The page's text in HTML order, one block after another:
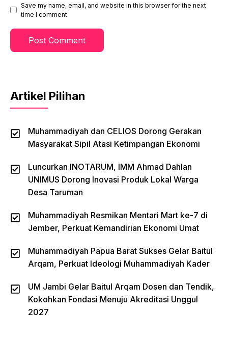
Save my name, email, and website in this browser for the next
time I comment.
Artikel Pilihan
Muhammadiyah dan CELIOS Dorong Gerakan
Masyarakat Sipil Atasi Ketimpangan Ekonomi
Luncurkan INOTARUM, IMM Ahmad Dahlan
UNIMUS Dorong Inovasi Produk Lokal Warga
Desa Taruman
Muhammadiyah Resmikan Mentari Mart ke-7 di
Jember, Perkuat Kemandirian Ekonomi Umat
Muhammadiyah Papua Barat Sukses Gelar Baitul
Arqam, Perkuat Ideologi Muhammadiyah Kader
UM Jambi Gelar Baitul Arqam Dosen dan Tendik,
Kokohkan Fondasi Menuju Akreditasi Unggul
2027